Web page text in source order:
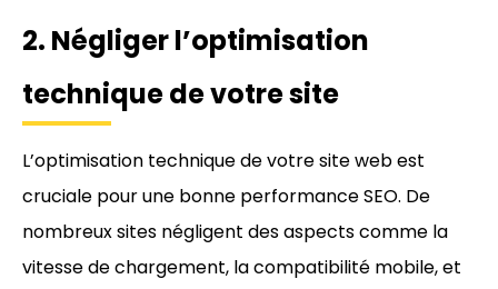
2. Négliger l’optimisation
technique de votre site
L’optimisation technique de votre site web est
cruciale pour une bonne performance SEO. De
nombreux sites négligent des aspects comme la
vitesse de chargement, la compatibilité mobile, et